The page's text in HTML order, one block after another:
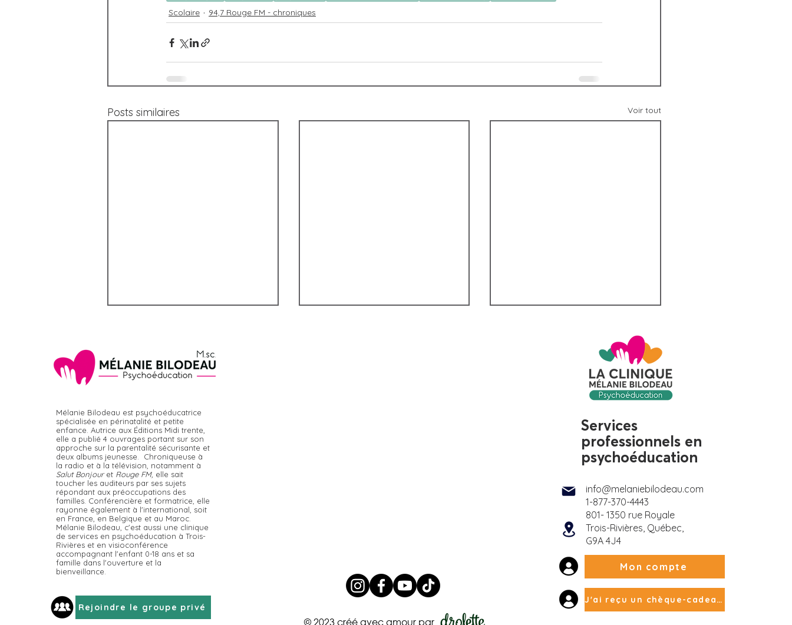
Scolaire 94,7 Rouge FM - chroniques
Posts similaires Voir tout
Accompagner les enfants
plus sensibles à la fin des
classes
La glissade estivale, c'est
quoi et comment la
Mélanie Bilodeau est psychoéducatrice
spécialisée en périnatalité et petite
enfance. Autrice aux Éditions Midi trente,
elle a publié 4 ouvrages portant sur son
approche sur la parentalité sécurisante et
deux albums jeunesse. Chroniqueuse à
la radio et à la télévision, notamment à
Salut Bonjouret Rouge FM, elle sait
toucher les auditeurs par ses sujets
répondant aux préoccupations des
familles. Conférencière et formatrice, elle
rayonne également à l'international, soit
en France, en Belgique et au Maroc.
Mélanie Bilodeau, c'est aussi une clinique
de services en psychoéducation à Trois-
Rivières et en visioconférence
accompagnant l'enfant 0-18 ans et sa
famille dans l'ouverture et la
bienveillance.
Rejoindre le groupe privé
© 2023 créé avec amour par
Services
professionnels en
psychoéducation
info@melaniebilodeau.com
1-877-370-4443
801- 1350 rue Royale
Trois-Rivières, Québec,
G9A 4J4
Mon compte
J'ai reçu un chèque-cadeau